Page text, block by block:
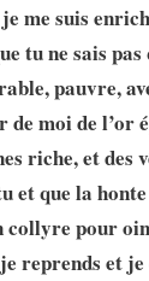
me suis
tu ne sais pas
pauvre,
de moi de l’or
riche, et des
et que la
collyre pour
reprends et